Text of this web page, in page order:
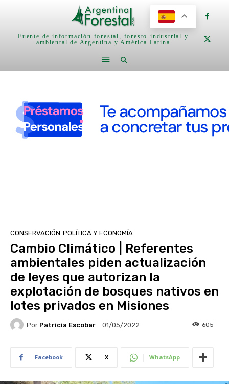
Fuente de información forestal, foresto-industrial y
ambiental de Argentina y América Latina
CONSERVACIÓN POLÍTICA Y ECONOMÍA
Cambio Climático | Referentes
ambientales piden actualización
de leyes que autorizan la
explotación de bosques nativos en
lotes privados en Misiones
Por Patricia Escobar 01/05/2022 605
Facebook X WhatsApp